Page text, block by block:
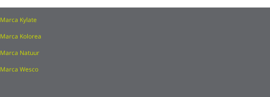
Marca Kylate
Marca Kolorea
Marca Natuur
Marca Wesco